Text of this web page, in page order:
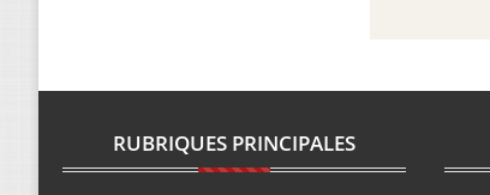
RUBRIQUES PRINCIPALES